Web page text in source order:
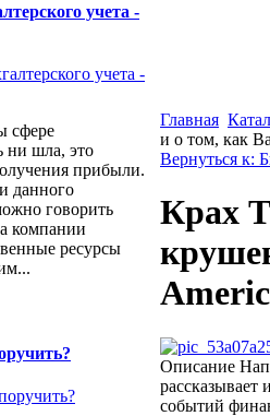
учета -
сфере
ни шла, это
прибыли.
данного
говорить
компании
ресурсы
Главная
и о том, как
Вернуться к:
Крах
Описание
рассказывает
событий